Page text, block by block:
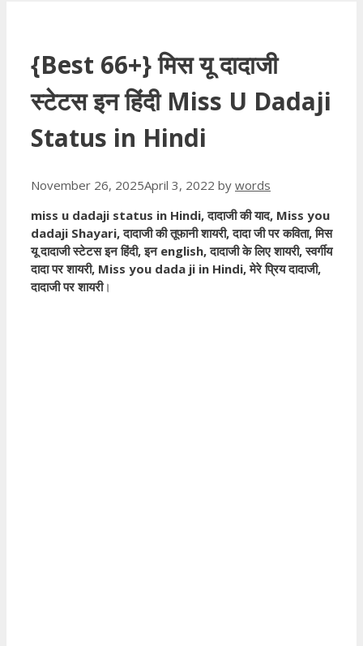
{Best 66+} मिस यू दादाजी
स्टेटस इन हिंदी Miss U Dadaji
Status in Hindi
November 26, 2025April 3, 2022 by words
miss u dadaji status in Hindi, दादाजी की याद, Miss you
dadaji Shayari, दादाजी की तूफानी शायरी, दादा जी पर कविता, मिस
यू दादाजी स्टेटस इन हिंदी, इन english, दादाजी के लिए शायरी, स्वर्गीय
दादा पर शायरी, Miss you dada ji in Hindi, मेरे प्रिय दादाजी,
दादाजी पर शायरी।